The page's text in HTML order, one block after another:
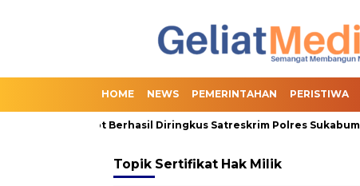
HOME NEWS PEMERINTAHAN PERISTIWA
Online Slot Berhasil Diringkus Satreskrim Polres Sukabumi,
Topik Sertifikat Hak Milik